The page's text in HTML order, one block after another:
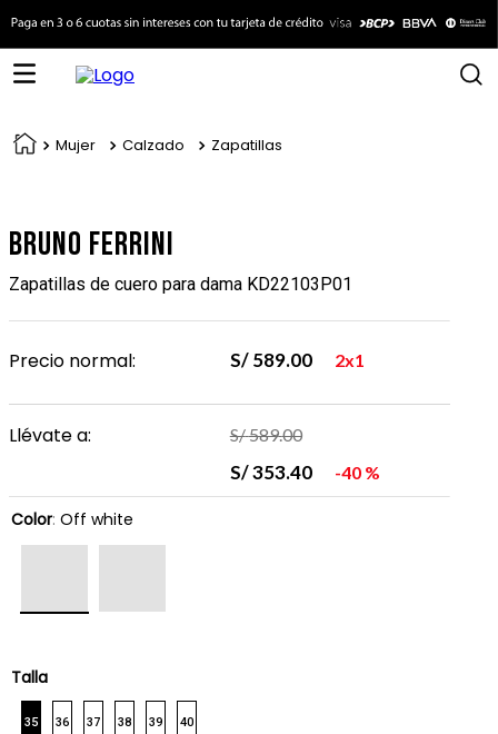
Mujer Calzado Zapatillas
Bruno Ferrini
Zapatillas de cuero para dama KD22103P01
Precio normal: S/ 589.00 2x1
Llévate a: S/589.00
S/353.40 40 %
Color: Off white
Talla
35 36 37 38 39 40